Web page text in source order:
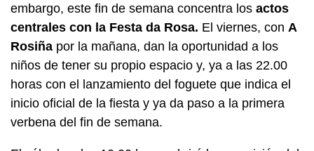
embargo, este fin de semana concentra los actos
centrales con la Festa da Rosa. El viernes, con A
Rosiña por la mañana, dan la oportunidad a los
niños de tener su propio espacio y, ya a las 22.00
horas con el lanzamiento del foguete que indica el
inicio oficial de la fiesta y ya da paso a la primera
verbena del fin de semana.